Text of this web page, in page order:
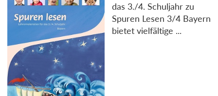
das 3./4. Schuljahr zu
Spuren Lesen 3/4 Bayern
bietet vielfältige ...